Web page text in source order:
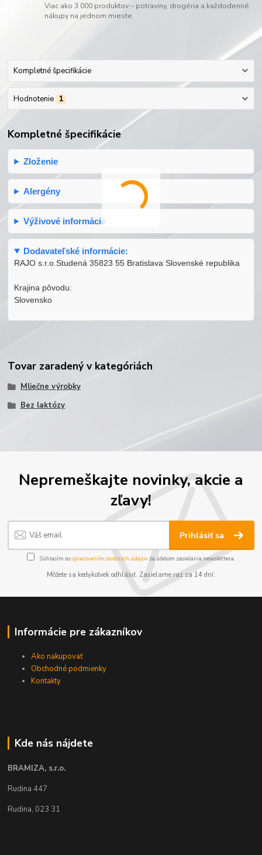
Viac ako 3 000 produktov – potraviny, drogéria a každodenné
nákupy na jednom mieste.
Kompletné špecifikácie
Hodnotenie 1
Kompletné špecifikácie
Zloženie
Alergény
Výživové informácie
Dodavateľské informácie:
RAJO s.r.o.Studená 35823 55 Bratislava Slovenské republika
Krajina pôvodu:
Slovensko
Tovar zaradený v kategóriách
Mliečne výrobky
Bez laktózy
Nepremeškajte novinky, akcie a
zľavy!
Prihlásiť sa
Súhlasím sospracovaním osobných údajov za účelom zasielania newslettera.
Môžete sa kedykoľvek odhlásiť. Zasielame raz za 14 dní.
Informácie pre zákazníkov
Ako nakupovať
Obchodné podmienky
Kontakty
Kde nás nájdete
BRAMIZA, s.r.o.
Rudina 447
Rudina, 023 31